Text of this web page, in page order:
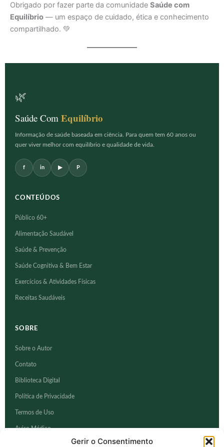
Gerir o Consentimento
Obrigado por fazer parte da comunidade Saúde com
Equilíbrio — um espaço de cuidado, ética e conhecimento
compartilhado. 💚
🌿
Saúde Com Equilíbrio
Informação de saúde baseada em ciência. Para quem tem 60 anos ou
quer viver melhor com equilíbrio e qualidade de vida.
f in ▶ P
CONTEÚDOS
Público 60+
Alimentação Saudável
Saúde & Prevenção
Saúde Cognitiva & Bem Estar
Exercícios & Atividades Físicas
Receitas Saudáveis
SOBRE
Sobre o Autor
Contato
Biblioteca Digital
Política de Privacidade
Termos de Uso
Aviso Médico